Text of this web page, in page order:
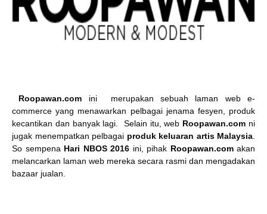
Roopawan.com ini
merupakan sebuah laman web e-
commerce yang menawarkan pelbagai jenama fesyen, produk
kecantikan dan banyak lagi. Selain itu, web Roopawan.com ni
jugak menempatkan pelbagai produk keluaran artis Malaysia
So sempena Hari NBOS 2016 ini, pihak Roopawan.comakan
melancarkan laman web mereka secara rasmi dan mengadakan
bazaar jualan.